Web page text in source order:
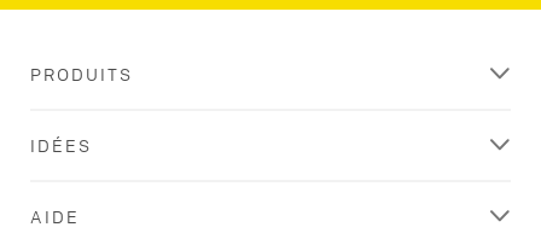
PRODUITS
IDÉES
AIDE